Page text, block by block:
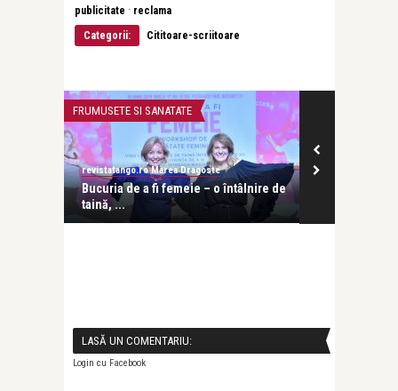
publicitate · reclama
Categorii:
Cititoare-scriitoare
FRUMUSETE SI SANATATE
revistatango.ro Marea Dragoste
Bucuria de a fi femeie – o întâlnire de
taină, ...
LASĂ UN COMENTARIU:
Login cu Facebook